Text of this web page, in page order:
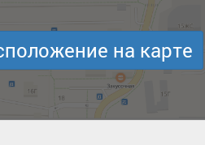
на карте